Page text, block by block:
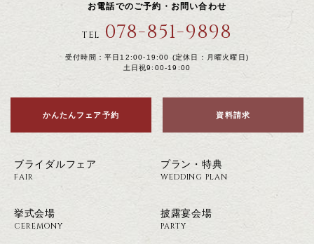
お電話でのご予約・お問い合わせ
TEL 078-851-9898
受付時間：平日12:00-19:00 (定休日：月曜火曜日)
土日祝9:00-19:00
かんたんフェア予約 資料請求
ブライダルフェア
FAIR
プラン・特典
WEDDING PLAN
挙式会場
CEREMONY
披露宴会場
PARTY